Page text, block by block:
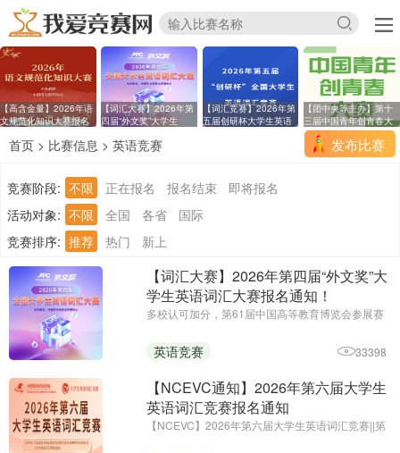
【高含金量】2026年语
文规范化知识大赛报名
【词汇大赛】2026年第
四届“外文奖”大学生
【词汇竞赛】2026年第
五届创研杯大学生英语
【团中央等主办】第十
三届中国青年创青春大
发布比赛
首页 > 比赛信息 > 英语竞赛
竞赛阶段: 不限 正在报名 报名结束
即将报名
活动对象: 不限 全国 各省
国际
竞赛排序: 推荐 热门 新上
【词汇大赛】2026年第四届“外文奖”大
学生英语词汇大赛报名通知！
多校认可加分，第61届中国高等教育博览会参展赛
英语竞赛 33398
【NCEVC通知】2026年第六届大学生
英语词汇竞赛报名通知
【NCEVC】2026年第六届大学生英语词汇竞赛||第